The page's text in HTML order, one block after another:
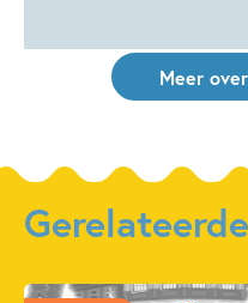
Meer